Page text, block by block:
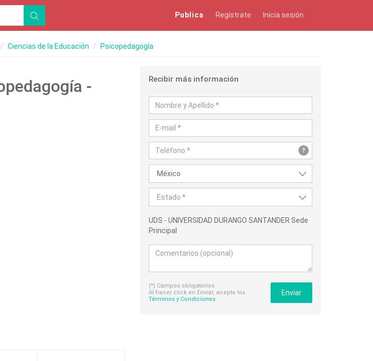
Publica Regístrate Inicia sesión
Ciencias de la Educación Psicopedagogía
-
Recibir más información
?
México
Estado *
UDS - UNIVERSIDAD DURANGO SANTANDER Sede
Principal
(*) Campos obligatorios
Al hacer click en Enviar, acepto los
Términos y Condiciones
Enviar